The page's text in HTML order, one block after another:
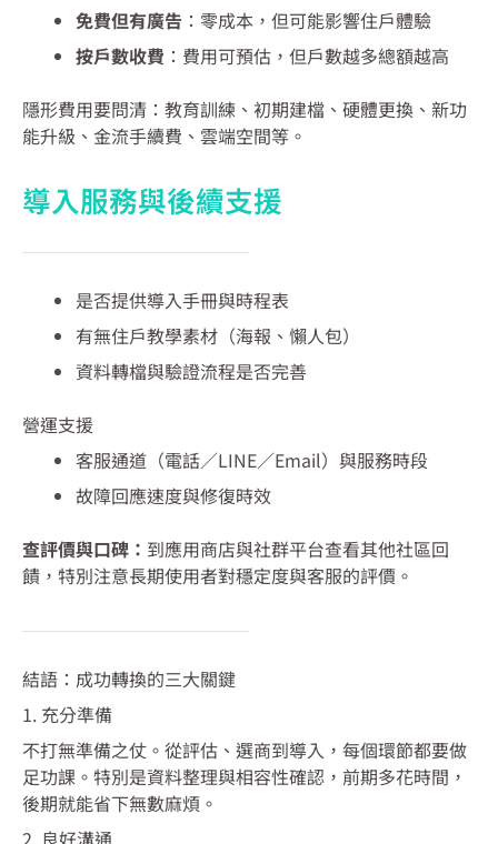
免費但有廣告 ：零成本，但可能影響住戶體驗
按戶數收費 ：費用可預估，但戶數越多總額越高
隱形費用要問清：教育訓練、初期建檔、硬體更換、新功
能升級、金流手續費、雲端空間等。
導入服務與後續支援
是否提供導入手冊與時程表
有無住戶教學素材（海報、懶人包）
資料轉檔與驗證流程是否完善
營運支援
客服通道（電話／LINE／Email）與服務時段
故障回應速度與修復時效
查評價與口碑： 到應用商店與社群平台查看其他社區回
饋，特別注意長期使用者對穩定度與客服的評價。
結語：成功轉換的三大關鍵
1. 充分準備
不打無準備之仗。從評估、選商到導入，每個環節都要做
足功課。特別是資料整理與相容性確認，前期多花時間，
後期就能省下無數麻煩。